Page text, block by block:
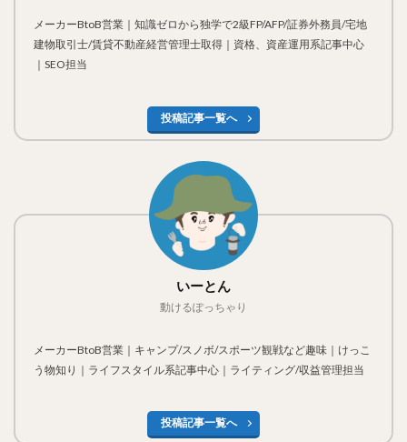
メーカーBtoB営業｜知識ゼロから独学で2級FP/AFP/証券外務員/宅地
建物取引士/賃貸不動産経営管理士取得｜資格、資産運用系記事中心
｜SEO担当
投稿記事一覧へ
いーとん
動けるぽっちゃり
メーカーBtoB営業｜キャンプ/スノボ/スポーツ観戦など趣味｜けっこ
う物知り｜ライフスタイル系記事中心｜ライティング/収益管理担当
投稿記事一覧へ